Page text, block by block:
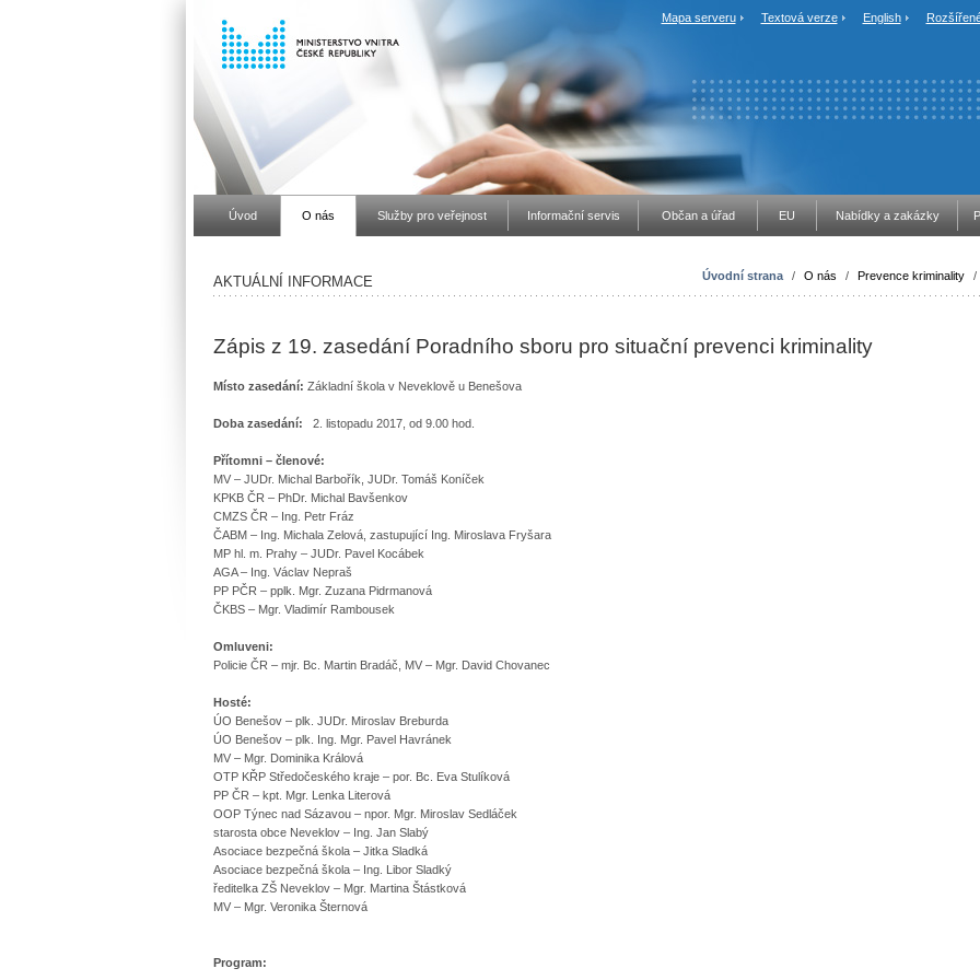
Mapa serveru Textová verze English
Úvod O nás Služby pro veřejnost Informační servis Občan a úřad EU Nabídky a zakázky
Úvodní strana / O nás / Prevence kriminality /
AKTUÁLNÍ INFORMACE
Zápis z 19. zasedání Poradního sboru pro situační prevenci kriminality
Místo zasedání: Základní škola v Neveklově u Benešova
Doba zasedání: 2. listopadu 2017, od 9.00 hod.
Přítomni – členové:
MV – JUDr. Michal Barbořík, JUDr. Tomáš Koníček
KPKB ČR – PhDr. Michal Bavšenkov
CMZS ČR – Ing. Petr Fráz
ČABM – Ing. Michala Zelová, zastupující Ing. Miroslava Fryšara
MP hl. m. Prahy – JUDr. Pavel Kocábek
AGA – Ing. Václav Nepraš
PP PČR – pplk. Mgr. Zuzana Pidrmanová
ČKBS – Mgr. Vladimír Rambousek
Omluveni:
Policie ČR – mjr. Bc. Martin Bradáč, MV – Mgr. David Chovanec
Hosté:
ÚO Benešov – plk. JUDr. Miroslav Breburda
ÚO Benešov – plk. Ing. Mgr. Pavel Havránek
MV – Mgr. Dominika Králová
OTP KŘP Středočeského kraje – por. Bc. Eva Stulíková
PP ČR – kpt. Mgr. Lenka Literová
OOP Týnec nad Sázavou – npor. Mgr. Miroslav Sedláček
starosta obce Neveklov – Ing. Jan Slabý
Asociace bezpečná škola – Jitka Sladká
Asociace bezpečná škola – Ing. Libor Sladký
ředitelka ZŠ Neveklov – Mgr. Martina Štástková
MV – Mgr. Veronika Šternová
Program: